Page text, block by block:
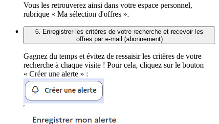
Vous les retrouverez ainsi dans votre espace personnel,
rubrique « Ma sélection d'offres ».
6. Enregistrer les critères de votre recherche et recevoir les
offres par e-mail (abonnement)
Gagnez du temps et évitez de ressaisir les critères de votre
recherche à chaque visite ! Pour cela, cliquez sur le bouton
« Créer une alerte » :